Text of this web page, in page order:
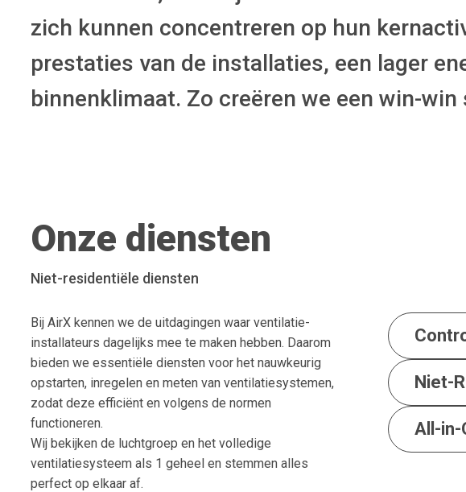
zich kunnen concentreren op hun
prestaties van de installaties, een lager
binnenklimaat. Zo creëren we een win-
Onze diensten
Niet-residentiële diensten
Bij AirX kennen we de uitdagingen waar ventilatie-
installateurs dagelijks mee te maken hebben. Daarom
bieden we essentiële diensten voor het nauwkeurig
opstarten, inregelen en meten van ventilatiesystemen,
zodat deze efficiënt en volgens de normen
functioneren.
Wij bekijken de luchtgroep en het volledige
ventilatiesysteem als 1 geheel en stemmen alles
perfect op elkaar af.
Niet-
All-in-